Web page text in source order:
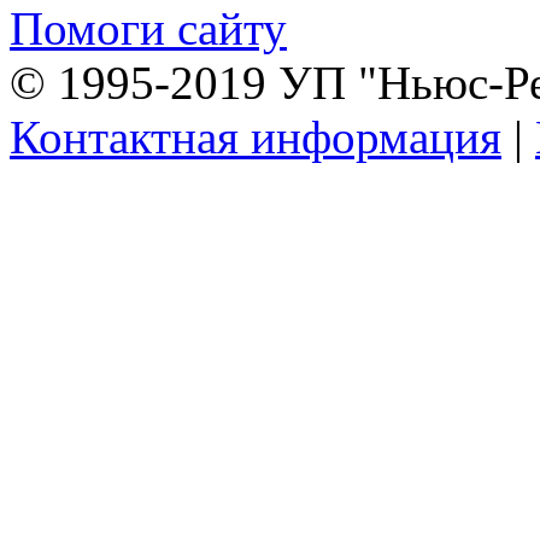
Помоги сайту
© 1995-2019 УП "Ньюс-
Контактная информация |